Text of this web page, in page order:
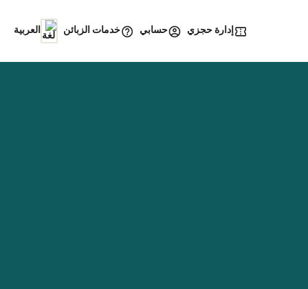
إدارة حجزي حسابي خدمات الزبائن العربية